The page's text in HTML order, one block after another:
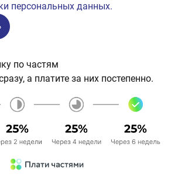
персональных данных.
по частям
а платите за них постепенно.